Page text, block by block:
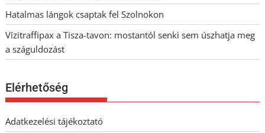
Hatalmas lángok csaptak fel Szolnokon
Vízitraffipax a Tisza-tavon: mostantól senki sem úszhatja meg
a száguldozást
Elérhetőség
Adatkezelési tájékoztató